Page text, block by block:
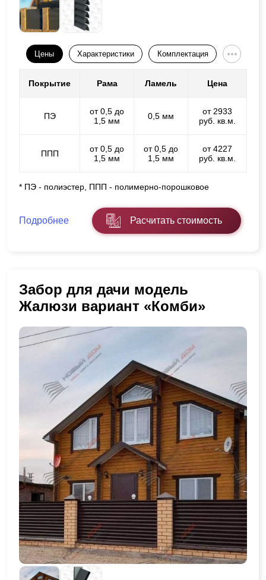
Цены Характеристики Комплектация
Покрытие Рама Ламель Цена
ПЭ
от 0,5 до
1,5 мм
0,5 мм
от 2933
руб. кв.м.
ППП
от 0,5 до
1,5 мм
от 0,5 до
1,5 мм
от 4227
руб. кв.м.
* ПЭ - полиэстер, ППП - полимерно-порошковое
Подробнее Расчитать стоимость
Забор для дачи модель
Жалюзи вариант «Комби»